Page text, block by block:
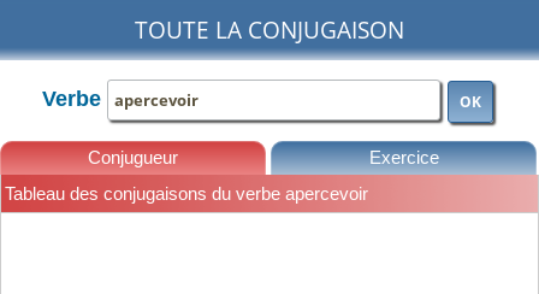
TOUTE LA CONJUGAISON
Verbe OK
Conjugueur Exercice
Tableau des conjugaisons du verbe apercevoir